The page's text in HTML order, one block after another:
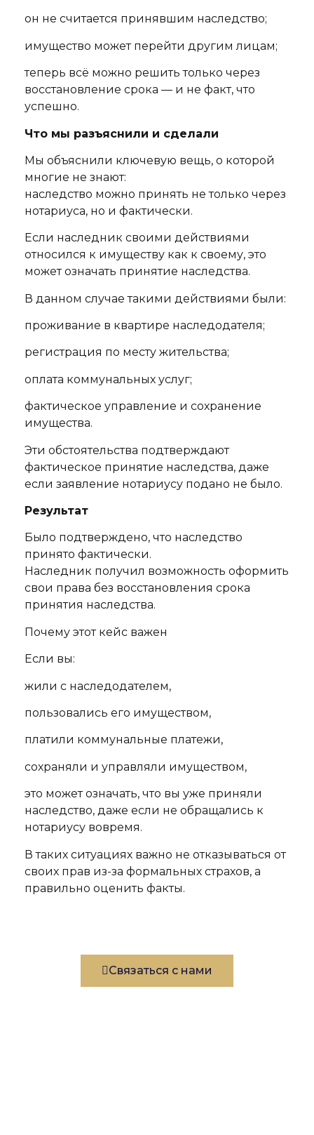
он не считается принявшим наследство;
имущество может перейти другим лицам;
теперь всё можно решить только через
восстановление срока — и не факт, что
успешно.
Что мы разъяснили и сделали
Мы объяснили ключевую вещь, о которой
многие не знают:
наследство можно принять не только через
нотариуса, но и фактически.
Если наследник своими действиями
относился к имуществу как к своему, это
может означать принятие наследства.
В данном случае такими действиями были:
проживание в квартире наследодателя;
регистрация по месту жительства;
оплата коммунальных услуг;
фактическое управление и сохранение
имущества.
Эти обстоятельства подтверждают
фактическое принятие наследства, даже
если заявление нотариусу подано не было.
Результат
Было подтверждено, что наследство
принято фактически.
Наследник получил возможность оформить
свои права без восстановления срока
принятия наследства.
Почему этот кейс важен
Если вы:
жили с наследодателем,
пользовались его имуществом,
платили коммунальные платежи,
сохраняли и управляли имуществом,
это может означать, что вы уже приняли
наследство, даже если не обращались к
нотариусу вовремя.
В таких ситуациях важно не отказываться от
своих прав из-за формальных страхов, а
правильно оценить факты.
Связаться с нами